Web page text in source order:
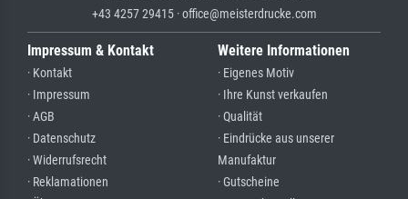
+43 4257 29415 · office@meisterdrucke.com
Impressum & Kontakt
· Kontakt
· Impressum
· AGB
· Datenschutz
· Widerrufsrecht
· Reklamationen
Weitere Informationen
· Eigenes Motiv
· Ihre Kunst verkaufen
· Qualität
· Eindrücke aus unserer
Manufaktur
· Gutscheine